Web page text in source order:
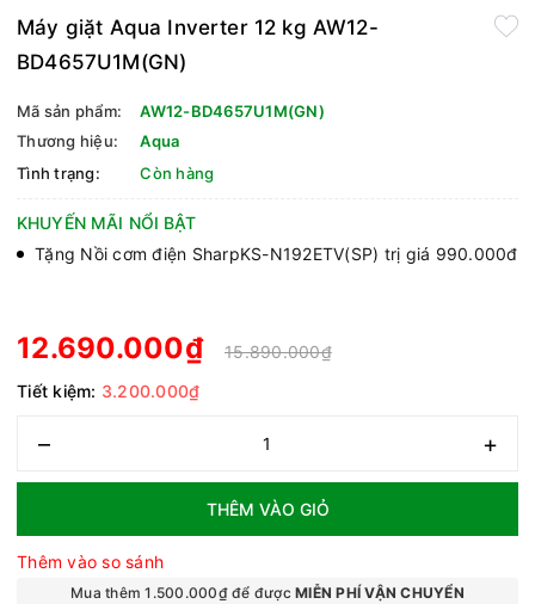
Máy giặt Aqua Inverter 12 kg AW12-
BD4657U1M(GN)
Mã sản phẩm:
AW12-BD4657U1M(GN)
Thương hiệu:
Aqua
Tình trạng:
Còn hàng
KHUYẾN MÃI NỔI BẬT
Tặng Nồi cơm điện SharpKS-N192ETV(SP) trị giá 990.000đ
12.690.000₫
15.890.000₫
Tiết kiệm: 3.200.000₫
– +
THÊM VÀO GIỎ
Thêm vào so sánh
Mua thêm 1.500.000₫ để đượcMIỄN PHÍ VẬN CHUYỂN